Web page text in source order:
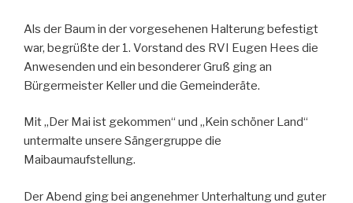
Als der Baum in der vorgesehenen Halterung befestigt
war, begrüßte der 1. Vorstand des RVI Eugen Hees die
Anwesenden und ein besonderer Gruß ging an
Bürgermeister Keller und die Gemeinderäte.
Mit „Der Mai ist gekommen“ und „Kein schöner Land“
untermalte unsere Sängergruppe die
Maibaumaufstellung.
Der Abend ging bei angenehmer Unterhaltung und guter